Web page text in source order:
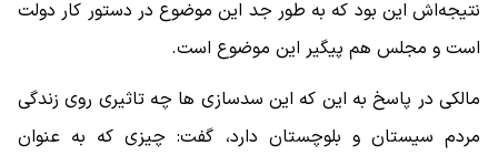
نتیجه‌اش این بود که به طور جد این موضوع در دستور کار دولت
است و مجلس هم پیگیر این موضوع است.
مالکی در پاسخ به این که این سدسازی ها چه تاثیری روی زندگی
مردم سیستان و بلوچستان دارد، گفت: چیزی که به عنوان